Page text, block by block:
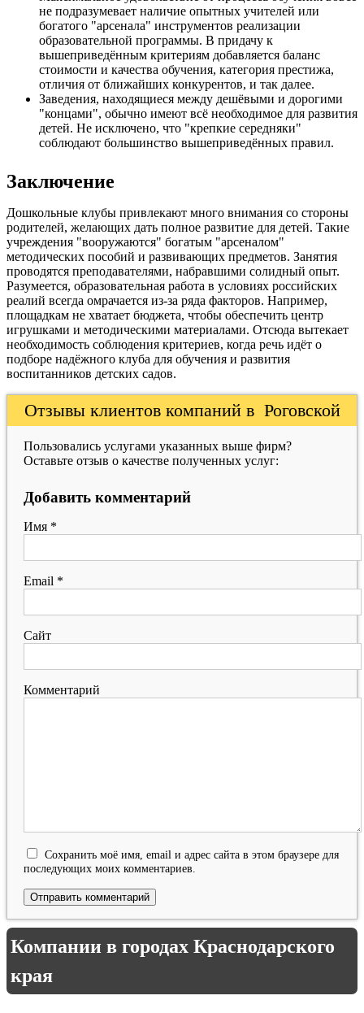
не подразумевает наличие опытных учителей или
богатого "арсенала" инструментов реализации
образовательной программы. В придачу к
вышеприведённым критериям добавляется баланс
стоимости и качества обучения, категория престижа,
отличия от ближайших конкурентов, и так далее.
Заведения, находящиеся между дешёвыми и дорогими
"концами", обычно имеют всё необходимое для развития
детей. Не исключено, что "крепкие середняки"
соблюдают большинство вышеприведённых правил.
Заключение
Дошкольные клубы привлекают много внимания со стороны
родителей, желающих дать полное развитие для детей. Такие
учреждения "вооружаются" богатым "арсеналом"
методических пособий и развивающих предметов. Занятия
проводятся преподавателями, набравшими солидный опыт.
Разумеется, образовательная работа в условиях российских
реалий всегда омрачается из-за ряда факторов. Например,
площадкам не хватает бюджета, чтобы обеспечить центр
игрушками и методическими материалами. Отсюда вытекает
необходимость соблюдения критериев, когда речь идёт о
подборе надёжного клуба для обучения и развития
воспитанников детских садов.
Отзывы клиентов компаний в Роговской
Пользовались услугами указанных выше фирм?
Оставьте отзыв о качестве полученных услуг:
Добавить комментарий
Имя *
Email *
Сайт
Комментарий
Сохранить моё имя, email и адрес сайта в этом браузере для
последующих моих комментариев.
Компании в городах Краснодарского
края